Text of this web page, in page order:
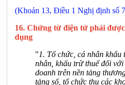
(Khoản 13, Điều 1 Nghị định số
16. Chứng từ điện tử phải
dụng
"1. Tổ chức, cá nhân khấu
nhân, khấu trừ thuế đối
doanh trên nền tảng
tảng số, tổ chức thu các